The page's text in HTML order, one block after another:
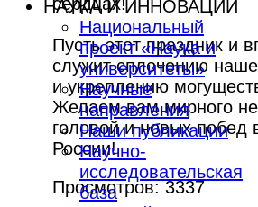
НАУКА И ИННОВАЦИИ
Национальный
проект «Наука и
университеты»
Научные
направления
Наши публикации
Научно-
исследовательская
база
Пусть этот праздник и
служит сплочению
и укреплению
Желаем вам мирного
головой и новых побед
России!
Просмотров: 3337